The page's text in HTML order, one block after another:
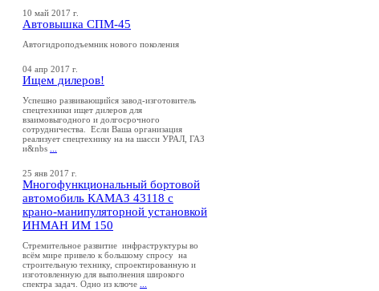
10 май 2017 г.
Автовышка СПМ-45
Автогидроподъемник нового поколения
04 апр 2017 г.
Ищем дилеров!
Успешно развивающийся завод-изготовитель
спецтехники ищет дилеров для
взаимовыгодного и долгосрочного
сотрудничества. Если Ваша организация
реализует спецтехнику на на шасси УРАЛ, ГАЗ
и&nbs
25 янв 2017 г.
Многофункциональный бортовой
автомобиль КАМАЗ 43118 с
крано-манипуляторной установкой
ИНМАН ИМ 150
Стремительное развитие инфраструктуры во
всём мире привело к большому спросу на
строительную технику, спроектированную и
изготовленную для выполнения широкого
спектра задач. Одно из ключе